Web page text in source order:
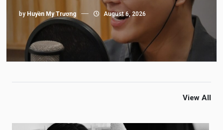
by Huyền My Trương August 6, 2026
View All